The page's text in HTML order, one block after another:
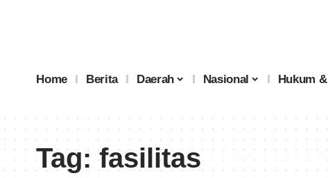
Home Berita Daerah Nasional Hukum
Tag:fasilitas